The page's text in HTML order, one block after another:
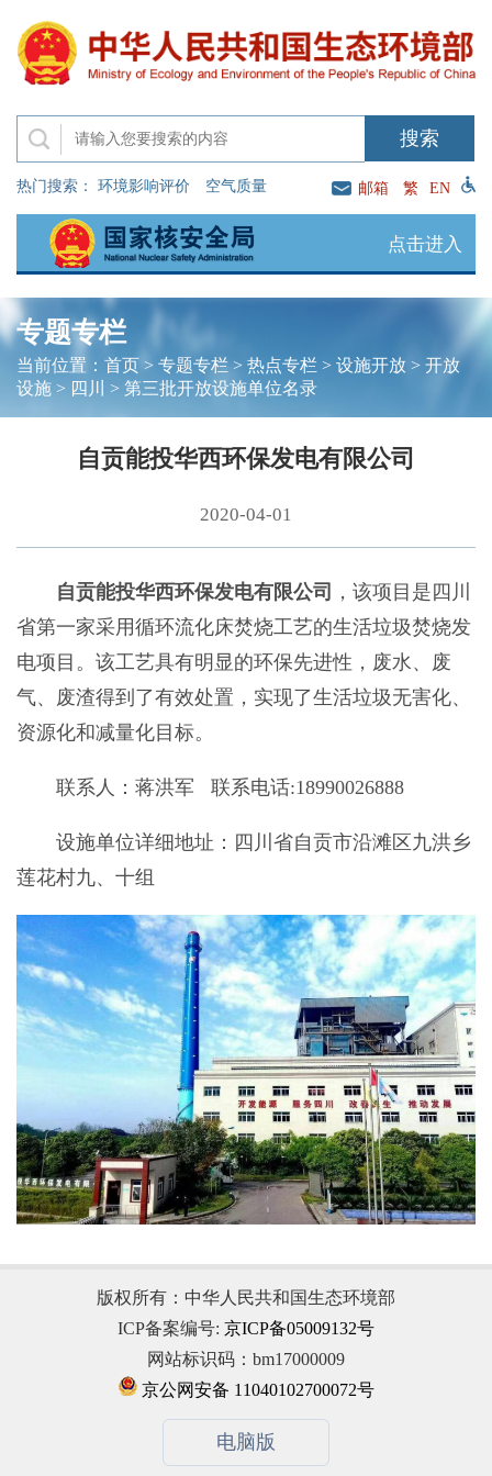
热门搜索： 环境影响评价 空气质量 邮箱 繁 EN
点击进入
专题专栏
当前位置： 首页> 专题专栏> 热点专栏 > 设施开放> 开放
设施> 四川 > 第三批开放设施单位名录
自贡能投华西环保发电有限公司
2020-04-01
自贡能投华西环保发电有限公司
，该项目是四川
省第一家采用循环流化床焚烧工艺的生活垃圾焚烧发
电项目。该工艺具有明显的环保先进性，废水、废
气、废渣得到了有效处置，实现了生活垃圾无害化、
资源化和减量化目标。
联系人：蒋洪军 联系电话:18990026888
设施单位详细地址：四川省自贡市沿滩区九洪乡
莲花村九、十组
版权所有：中华人民共和国生态环境部
ICP备案编号: 京ICP备05009132号
网站标识码：bm17000009
京公网安备 11040102700072号
电脑版